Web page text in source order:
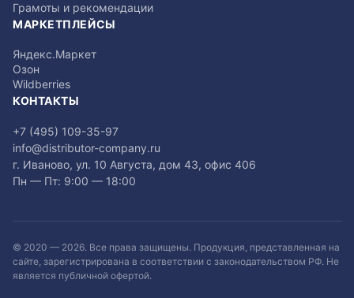
Грамоты и рекомендации
МАРКЕТПЛЕЙСЫ
Яндекс.Маркет
Озон
Wildberries
КОНТАКТЫ
+7 (495) 109-35-97
info@distributor-company.ru
г. Иваново, ул. 10 Августа, дом 43, офис 406
Пн — Пт: 9:00 — 18:00
© 2020 — 2026. Все права защищены. Продукция, представленная на
сайте, зарегистрирована в соответствии с законодательством РФ. Не
является публичной офертой.